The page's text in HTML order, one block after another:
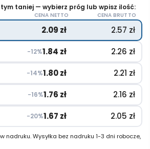
taniej — wybierz próg lub wpisz ilość:
CENA NETTO CENA BRUTTO
2.09 zł 2.57 zł
−12%1.84 zł 2.26 zł
−14%1.80zł 2.21 zł
−16%1.76 zł 2.16 zł
−20%1.67 zł 2.05 zł
nadruku. Wysyłka bez nadruku 1-3 dni robocze,